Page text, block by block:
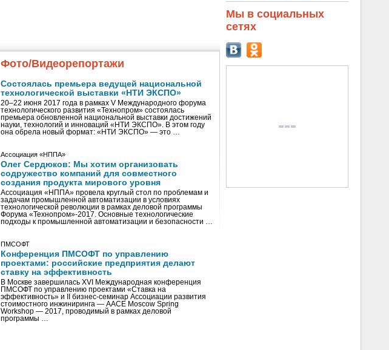
Фото/Видеорепортажи
Состоялась премьера ведущей национальной
технологической выставки «НТИ ЭКСПО»
20–22 июня 2017 года в рамках V Международного форума
технологического развития «Технопром» состоялась
премьера обновленной национальной выставки достижений
науки, технологий и инноваций «НТИ ЭКСПО». В этом году
она обрела новый формат: «НТИ ЭКСПО» — это …
Ассоциация «НППА»
Олег Сердюков: Мы хотим организовать
содружество компаний для совместного
создания продукта мирового уровня
Ассоциация «НППА» провела круглый стол по проблемам и
задачам промышленной автоматизации в условиях
технологической революции в рамках деловой программы
Форума «Технопром»-2017. Основные технологические
подходы к промышленной автоматизации и безопасности …
ПМСОФТ
Конференция ПМСОФТ по управлению
проектами: российские предприятия делают
ставку на эффективность
В Москве завершилась XVI Международная конференция
ПМСОФТ по управлению проектами «Ставка на
эффективность» и II бизнес-семинар Ассоциации развития
стоимостного инжиниринга — AACE Moscow Spring
Workshop — 2017, проводимый в рамках деловой
программы …
Мы в социальных
сетях